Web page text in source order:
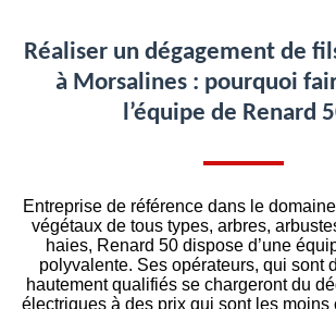
Réaliser un dégagement de
à Morsalines : pourquoi
l’équipe de Renard
Entreprise de référence dans le
végétaux de tous types, arbres,
haies, Renard 50 dispose d’une
polyvalente. Ses opérateurs, qui sont
hautement qualifiés se chargeront du
électriques à des prix qui sont les moins